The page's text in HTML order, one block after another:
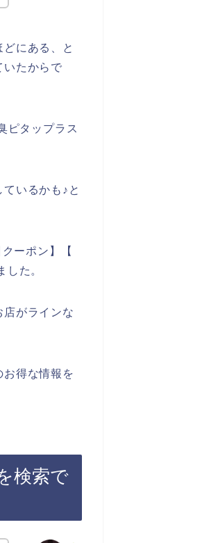
にある、と
いたからで
ピタップラス
いるかも♪と
ーポン】【
た。
がラインな
得な情報を
検索で